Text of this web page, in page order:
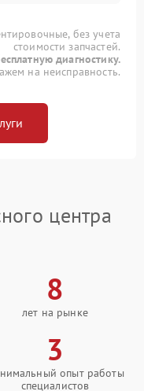
без учета
стоимости запчастей.
диагностику.
на неисправность.
центра
8
лет на рынке
3
опыт работы
специалистов